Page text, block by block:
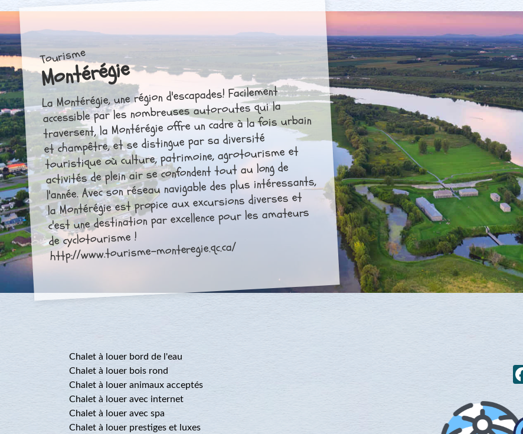
Tourisme
Montérégie
La Montérégie, une région d'escapades! Facilement
accessible par les nombreuses autoroutes qui la
traversent, la Montérégie offre un cadre à la fois urbain
et champêtre, et se distingue par sa diversité
touristique où culture, patrimoine, agrotourisme et
activités de plein air se confondent tout au long de
l'année. Avec son réseau navigable des plus intéressants,
la Montérégie est propice aux excursions diverses et
c'est une destination par excellence pour les amateurs
de cyclotourisme !
http://www.tourisme-monteregie.qc.ca/
Chalet à louer bord de l'eau
Chalet à louer bois rond
Chalet à louer animaux acceptés
Chalet à louer avec internet
Chalet à louer avec spa
Chalet à louer prestiges et luxes